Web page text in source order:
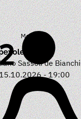
Menu
Sassoli de Bianchi
- 19:00